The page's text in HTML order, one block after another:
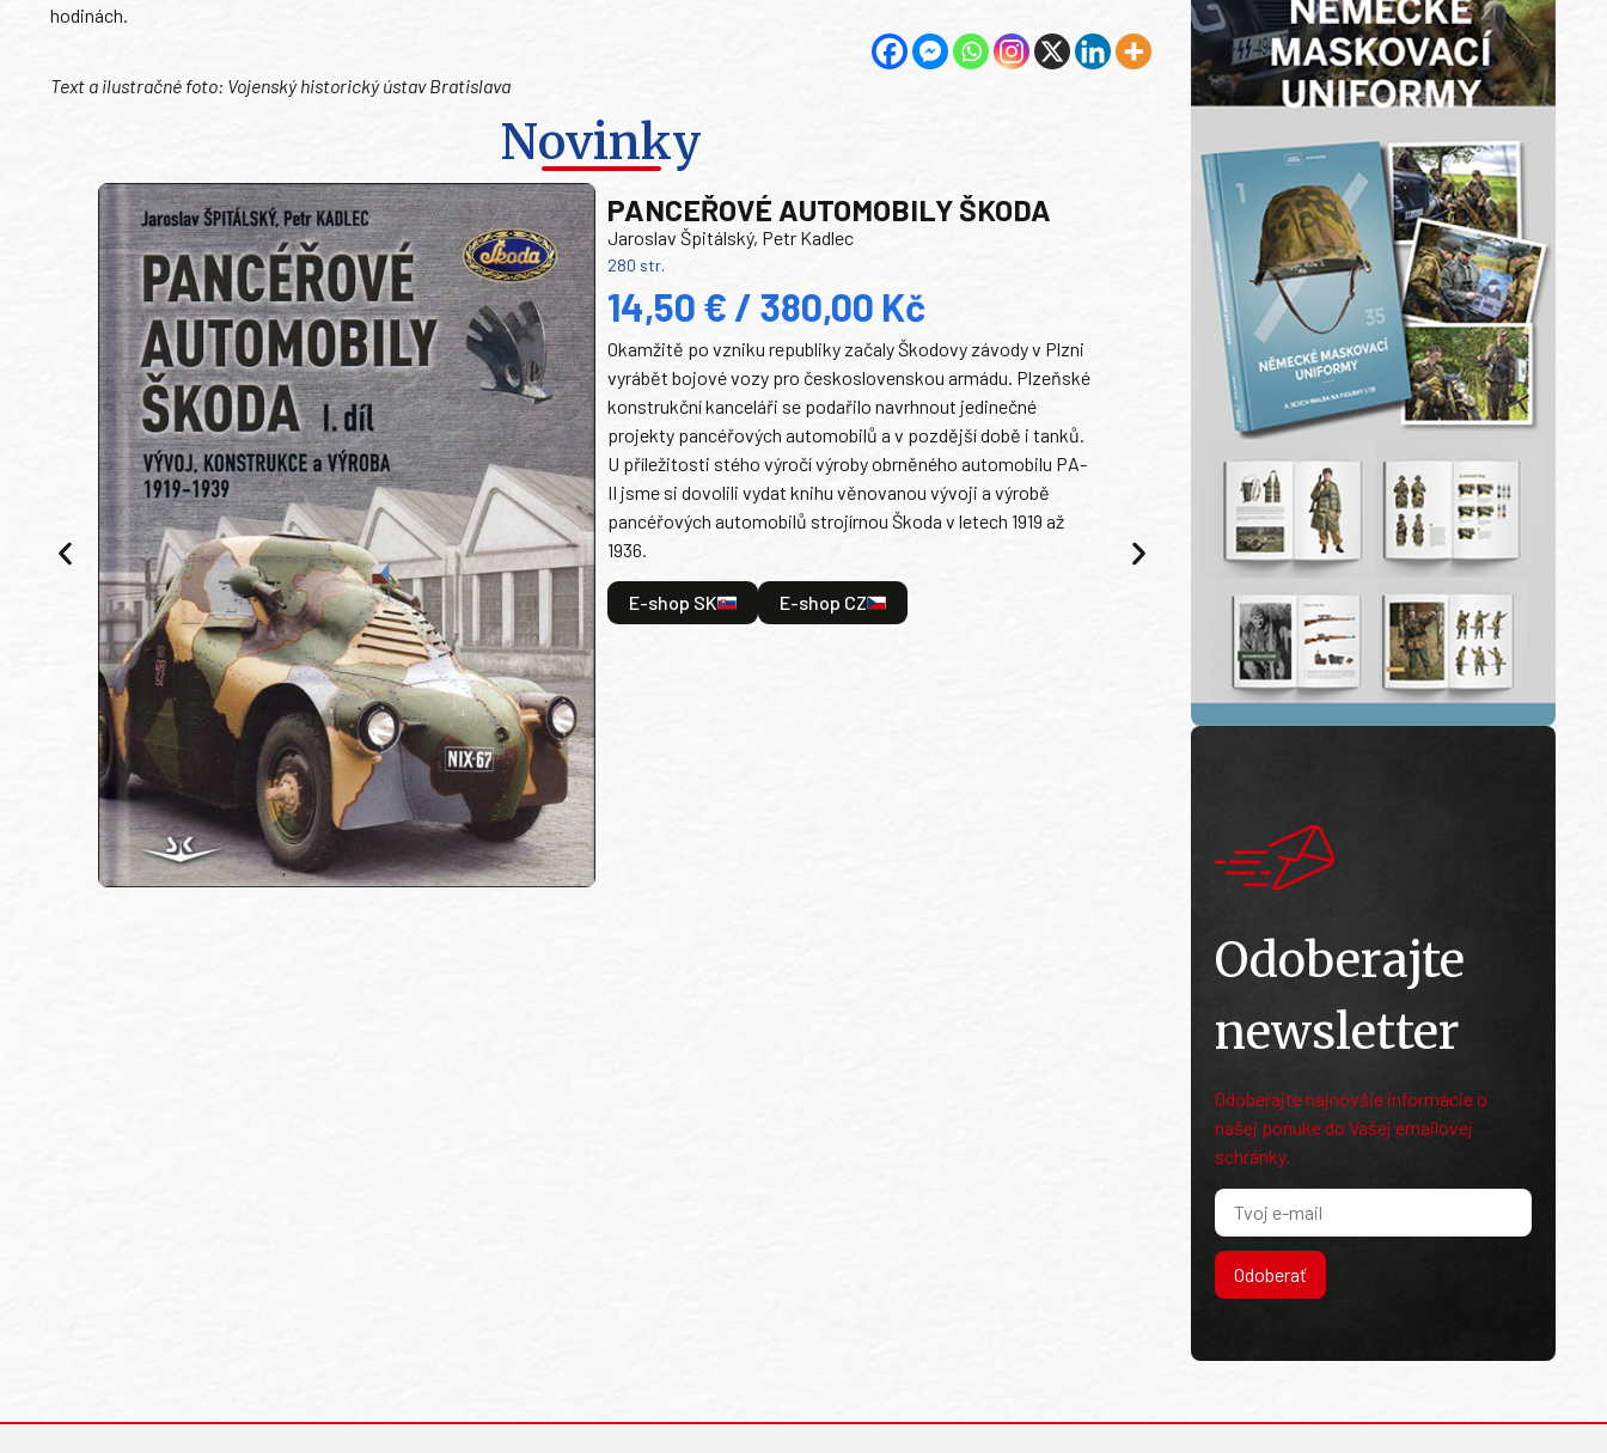
hodinách.
Text a ilustračné foto: Vojenský historický ústav Bratislava
Novinky
PANCEŘOVÉ AUTOMOBILY ŠKODA
Jaroslav Špitálský, Petr Kadlec
280 str.
14,50 € / 380,00 Kč
Okamžitě po vzniku republiky začaly Škodovy závody v Plzni
vyrábět bojové vozy pro československou armádu. Plzeňské
konstrukční kanceláři se podařilo navrhnout jedinečné
projekty pancéřových automobilů a v pozdější době i tanků.
U příležitosti stého výročí výroby obrněného automobilu PA-
II jsme si dovolili vydat knihu věnovanou vývoji a výrobě
pancéřových automobilů strojírnou Škoda v letech 1919 až
1936.
E-shop SK E-shop CZ
Odoberajte
newsletter
Odoberajte najnovšie informácie o
našej ponuke do Vašej emailovej
schránky.
Odoberať